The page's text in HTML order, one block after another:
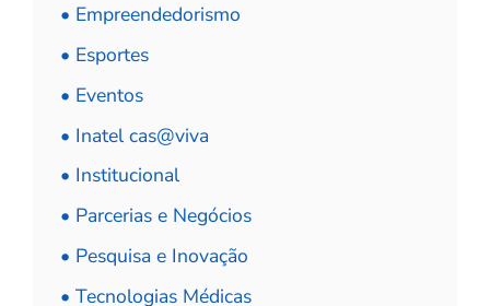
• Empreendedorismo
• Esportes
• Eventos
• Inatel cas@viva
• Institucional
• Parcerias e Negócios
• Pesquisa e Inovação
• Tecnologias Médicas